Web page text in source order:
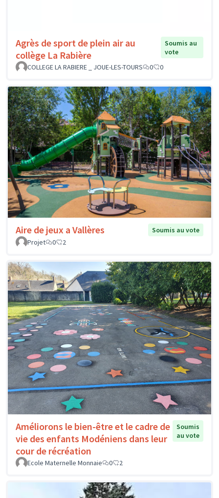
Agrès de sport de plein air au
collège La Rabière
Soumis au
vote
COLLEGE LA RABIERE _ JOUE-LES-TOURS
0 0
Aire de jeux a Vallères
Soumis au vote
Projet
0 2
Améliorons le bien-être et le cadre de
vie des enfants Modéniens dans leur
cour de récréation
Soumis
au vote
Ecole Maternelle Monnaie 0 2